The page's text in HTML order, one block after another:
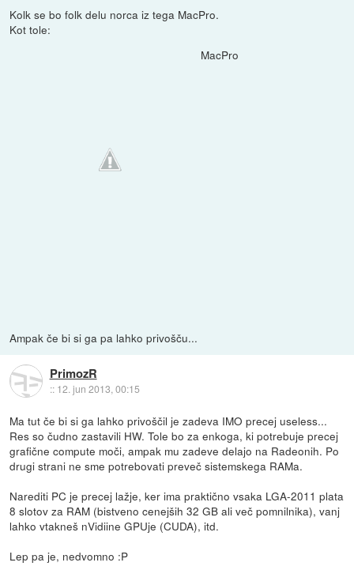
Kolk se bo folk delu norca iz tega MacPro.
Kot tole:
MacPro
Ampak če bi si ga pa lahko privošču...
PrimozR
:: 12. jun 2013, 00:15
Ma tut če bi si ga lahko privoščil je zadeva IMO precej useless...
Res so čudno zastavili HW. Tole bo za enkoga, ki potrebuje precej
grafične compute moči, ampak mu zadeve delajo na Radeonih. Po
drugi strani ne sme potrebovati preveč sistemskega RAMa.
Narediti PC je precej lažje, ker ima praktično vsaka LGA-2011 plata
8 slotov za RAM (bistveno cenejših 32 GB ali več pomnilnika), vanj
lahko vtakneš nVidiine GPUje (CUDA), itd.
Lep pa je, nedvomno :P